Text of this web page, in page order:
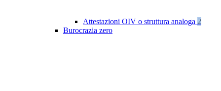
Attestazioni OIV o struttura analoga 2
Burocrazia zero